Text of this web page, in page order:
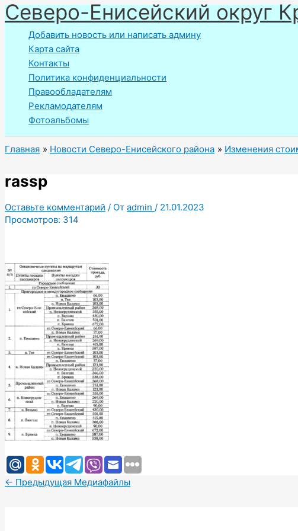
Перейти
к
содержимому
Северо-Енисейский округ
Добавить новость или написать админу
Карта сайта
Контакты
Политика конфиденциальности
Правообладателям
Рекламодателям
Фотоальбомы
Главная Новости Северо-Енисейского района Изменения
rassp
Оставьте комментарий / От admin / 21.01.2023
Просмотров: 314
← Предыдущая Медиафайлы